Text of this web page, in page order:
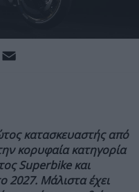
Twitter
κατασκευαστής από
κορυφαία κατηγορία
Superbike και
2027. Μάλιστα έχει